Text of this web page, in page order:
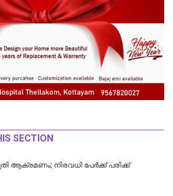
SECTION
ആക്രമണം; നിരവധി പേർക്ക് പരിക്ക്